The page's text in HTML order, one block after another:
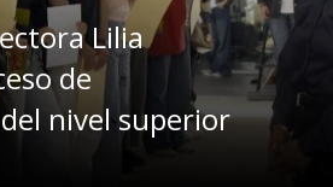
Lilia
de
nivel superior